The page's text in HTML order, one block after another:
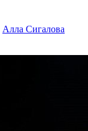
Алла Сигалова